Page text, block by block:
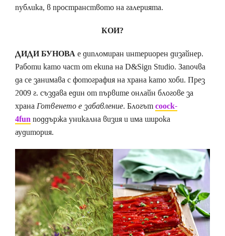
публика, в пространството на галерията.
КОИ?
ДИДИ БУНОВАе дипломиран интериорен дизайнер.
Работи като част от екипа на D&Sign Studio. Започва
да се занимава с фотография на храна като хоби. През
2009 г. създава един от първите онлайн блогове за
хранаГотвенето е забавление. Блогътcoock-
4funподдържа уникална визия и има широка
аудитория.